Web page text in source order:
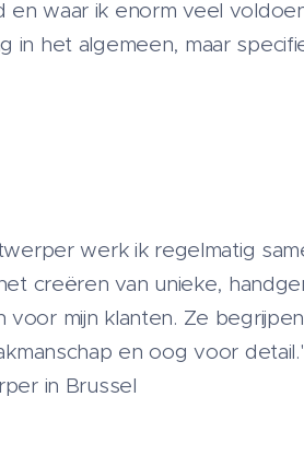
waar ik enorm veel
in het algemeen, maar
werk ik regelmatig
creëren van unieke,
voor mijn klanten. Ze
en oog voor
in Brussel